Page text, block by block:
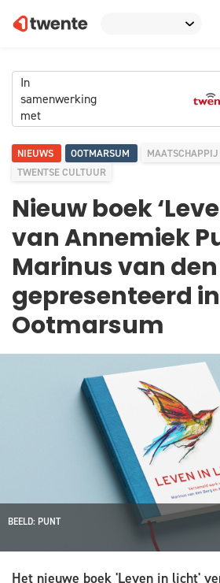
In
samenwerking
met
NIEUWS OOTMARSUM MAATSCHAPPIJ
TWENTSE CULTUUR
Nieuw boek
van Annemiek
Marinus van den
gepresenteerd in
Ootmarsum
BEELD: PUNT
Het nieuwe boek 'Leven in licht'